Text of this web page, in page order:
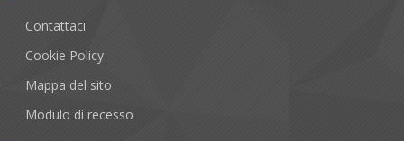
Contattaci
Cookie Policy
Mappa del sito
Modulo di recesso